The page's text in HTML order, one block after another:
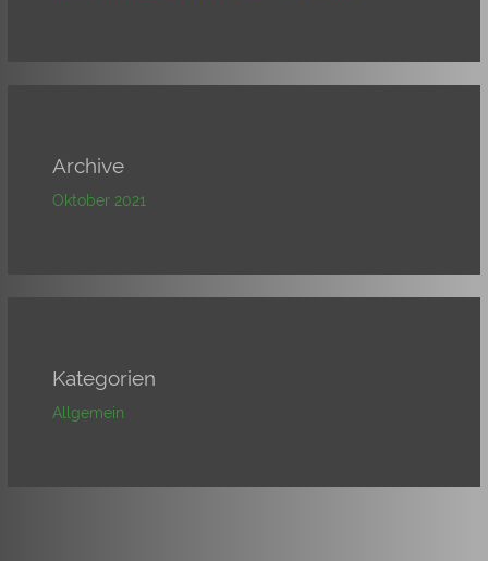
Archive
Oktober 2021
Kategorien
Allgemein